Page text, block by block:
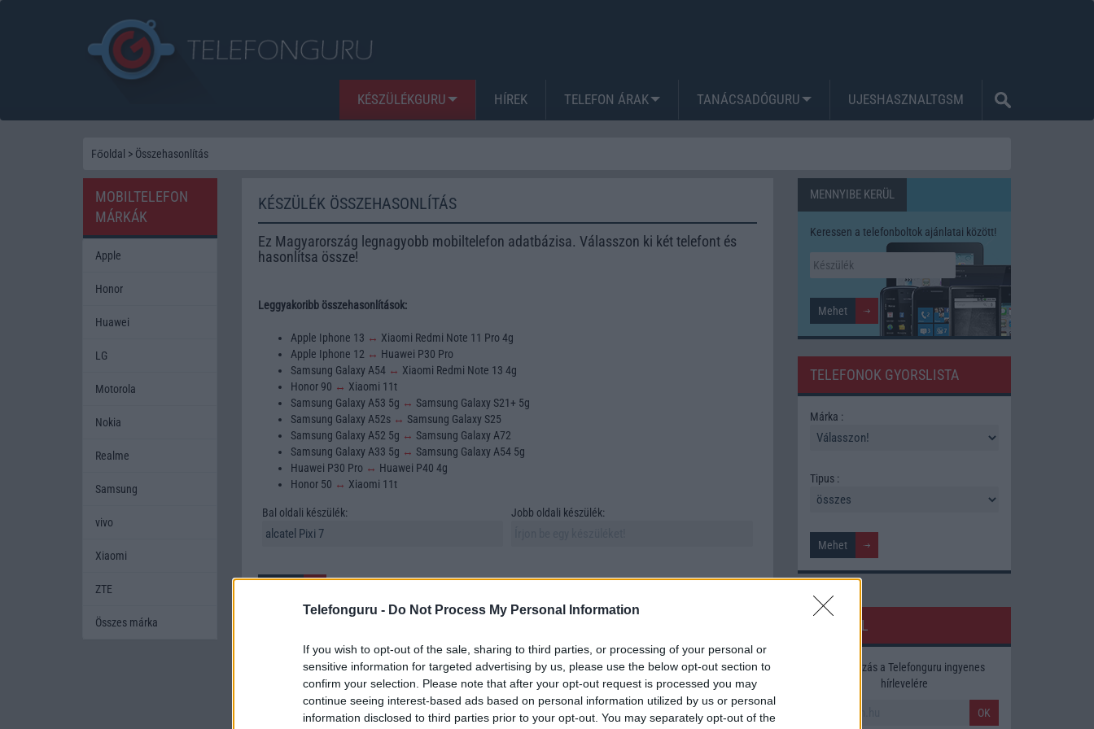
Telefonguru - Do Not Process My Personal Information
If you wish to opt-out of the sale, sharing to third parties, or processing of your personal or
sensitive information for targeted advertising by us, please use the below opt-out section to
confirm your selection. Please note that after your opt-out request is processed you may
continue seeing interest-based ads based on personal information utilized by us or personal
information disclosed to third parties prior to your opt-out. You may separately opt-out of the
KÉSZÜLÉKGURU HÍREK TELEFON ÁRAK TANÁCSADÓGURU UJESHASZNALTGSM
Főoldal > Összehasonlítás
KÉSZÜLÉK ÖSSZEHASONLÍTÁS
Ez Magyarország legnagyobb mobiltelefon adatbázisa. Válasszon ki két telefont és
hasonlítsa össze!
Leggyakoribb összehasonlítások:
Apple Iphone 13 ↔ Xiaomi Redmi Note 11 Pro 4g
Apple Iphone 12 ↔ Huawei P30 Pro
Samsung Galaxy A54 ↔ Xiaomi Redmi Note 13 4g
Honor 90 ↔ Xiaomi 11t
Samsung Galaxy A53 5g ↔ Samsung Galaxy S21+ 5g
Samsung Galaxy A52s ↔ Samsung Galaxy S25
Samsung Galaxy A52 5g ↔ Samsung Galaxy A72
Samsung Galaxy A33 5g ↔ Samsung Galaxy A54 5g
Huawei P30 Pro ↔ Huawei P40 4g
Honor 50 ↔ Xiaomi 11t
Bal oldali készülék: Jobb oldali készülék:
A mobiltelefonok kiválasztása és összehasonlítása az egyik legfontosabb feladat azok számára, akik új
készüléket szeretnének vásárolni. A mobiltelefonok sokfélesége azonban számos szempontot vonz magára,
amikor két készüléket hasonlítunk össze. Ebben a cikkben összehasonlítunk két szabadon választott
mobiltelefont, és segítünk megtalálni azokat az elemeket, amelyek a döntésünket meghatározzák.
MENNYIBE KERÜL
Keressen a telefonboltok ajánlatai között!
TELEFONOK GYORSLISTA
Márka :
Tipus :
HÍRLEVÉL
Feliratkozás a Telefonguru ingyenes
hírlevelére
OK
MOBILTELEFON
MÁRKÁK
Apple
Honor
Huawei
LG
Motorola
Nokia
Realme
Samsung
vivo
Xiaomi
ZTE
Összes márka